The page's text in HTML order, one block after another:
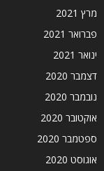
מרץ 2021
פברואר 2021
ינואר 2021
דצמבר 2020
נובמבר 2020
אוקטובר 2020
ספטמבר 2020
אוגוסט 2020